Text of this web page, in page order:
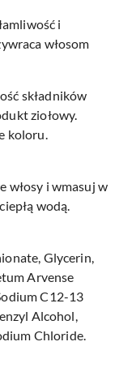
i
włosom
składników
ziołowy.
koloru.
włosy i wmasuj w
wodą.
Glycerin,
Arvense
C12-13
Alcohol,
Chloride.